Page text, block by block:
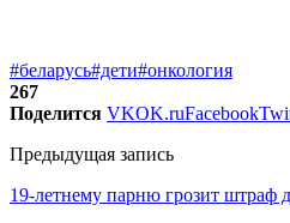
#беларусь#дети#онкология
267
Поделится VKOK.ruFacebook
Предыдущая запись
19-летнему парню грозит штраф